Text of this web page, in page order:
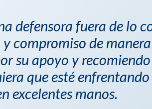
defensora fuera de lo
compromiso de
su apoyo y
que esté
excelentes manos.